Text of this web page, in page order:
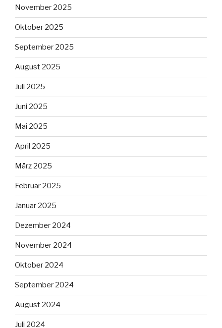
November 2025
Oktober 2025
September 2025
August 2025
Juli 2025
Juni 2025
Mai 2025
April 2025
März 2025
Februar 2025
Januar 2025
Dezember 2024
November 2024
Oktober 2024
September 2024
August 2024
Juli 2024